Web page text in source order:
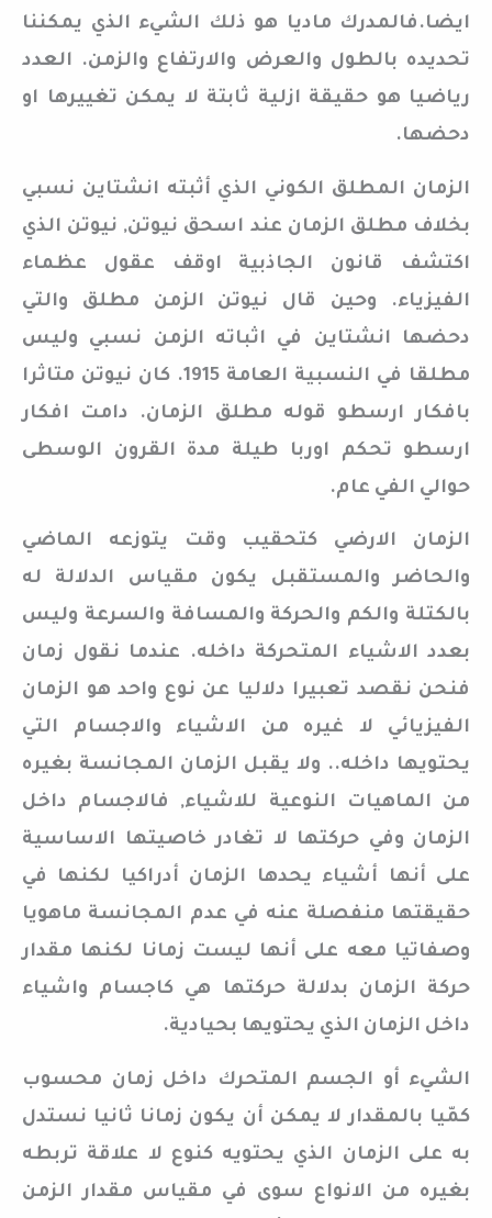
ايضا.فالمدرك ماديا هو ذلك الشيء الذي يمكننا
تحديده بالطول والعرض والارتفاع والزمن. العدد
رياضيا هو حقيقة ازلية ثابتة لا يمكن تغييرها او
دحضها.
الزمان المطلق الكوني الذي أثبته انشتاين نسبي
بخلاف مطلق الزمان عند اسحق نيوتن, نيوتن الذي
اكتشف قانون الجاذبية اوقف عقول عظماء
الفيزياء. وحين قال نيوتن الزمن مطلق والتي
دحضها انشتاين في اثباته الزمن نسبي وليس
مطلقا في النسبية العامة 1915. كان نيوتن متاثرا
بافكار ارسطو قوله مطلق الزمان. دامت افكار
ارسطو تحكم اوربا طيلة مدة القرون الوسطى
حوالي الفي عام.
الزمان الارضي كتحقيب وقت يتوزعه الماضي
والحاضر والمستقبل يكون مقياس الدلالة له
بالكتلة والكم والحركة والمسافة والسرعة وليس
بعدد الاشياء المتحركة داخله. عندما نقول زمان
فنحن نقصد تعبيرا دلاليا عن نوع واحد هو الزمان
الفيزيائي لا غيره من الاشياء والاجسام التي
يحتويها داخله.. ولا يقبل الزمان المجانسة بغيره
من الماهيات النوعية للاشياء, فالاجسام داخل
الزمان وفي حركتها لا تغادر خاصيتها الاساسية
على أنها أشياء يحدها الزمان أدراكيا لكنها في
حقيقتها منفصلة عنه في عدم المجانسة ماهويا
وصفاتيا معه على أنها ليست زمانا لكنها مقدار
حركة الزمان بدلالة حركتها هي كاجسام واشياء
داخل الزمان الذي يحتويها بحيادية.
الشيء أو الجسم المتحرك داخل زمان محسوب
كمّيا بالمقدار لا يمكن أن يكون زمانا ثانيا نستدل
به على الزمان الذي يحتويه كنوع لا علاقة تربطه
بغيره من الانواع سوى في مقياس مقدار الزمن